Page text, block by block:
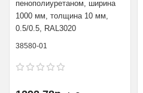
пенополиуретаном, ширина
1000 мм, толщина 10 мм,
0.5/0.5, RAL3020
38580-01